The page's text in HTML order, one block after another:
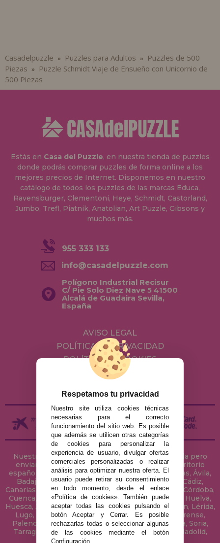
Casadelpuzzle » Puzzles para Adultos »
Puzzles de 500
Piezas »
Puzzle Schmidt Viaje de Ensueño con Unicornio de
500 Piezas
Estás en Casa del Puzzle, en nuestra tienda de puzzles
donde podrás comprar puzzles de forma online a los
mejores precios de Internet. Disponemos en nuestro
catálogo de todos los puzzles de las marcas Educa,
Ravensburger, Clementoni, Heye, Schmidt, Castorland,
Jumbo, Trefl, Piatnik, Anatolian, Art Puzzle, Gibsons y
muchos más.
955 333 133
info@casadelpuzzle.com
Polígono Industrial Recisur
C/ Pie Solo Diez Nave 5 41500
Alcalá de Guadaira Sevilla,
España
AVISO LEGAL
POLÍTICA DE PRIVACIDAD
POLÍTICA DE COOKIES
ENVÍOS Y DEVOLUCIONES
Nuestra tienda de puzzles está ubicada en Sevilla pero
enviamos tus puzzles a cualquier ciudad del territorio
español: Álava, Albacete, Alicante, Almería, Asturias, Ávila,
Badajoz, Baleares, Barcelona, Burgos, Cáceres, Cádiz,
Canarias, Cantabria, Castellón, Ceuta, Ciudad Real, Córdoba,
Cuenca, Gerona, Granada, Guadalajara, Guipúzcoa, Huelva,
Huesca, Jaén, La Coruña, La Rioja, Las Palmas, Leon, Lérida,
Lugo, Madrid, Málaga, Melilla, Murcia, Navarra, Orense,
Palencia, Pontevedra, Salamanca, Segovia, Sevilla, Soria,
Tarragona, Tenerife, Teruel, Toledo, Valencia, Valladolid,
Vizcaya, Zamora y Zaragoza.
Respetamos tu privacidad
Nuestro site utiliza cookies técnicas
necesarias para el correcto
funcionamiento del sitio web. Es posible
que además se utilicen otras categorías
de cookies para personalizar la
experiencia de usuario, divulgar ofertas
comerciales personalizadas o realizar
análisis para optimizar nuestra oferta. El
usuario puede retirar su consentimiento
en todo momento, desde el enlace
«Política de cookies». También puede
aceptar todas las cookies pulsando el
botón Aceptar y Cerrar. Es posible
rechazarlas todas o seleccionar algunas
de las cookies mediante el botón
Configuración.